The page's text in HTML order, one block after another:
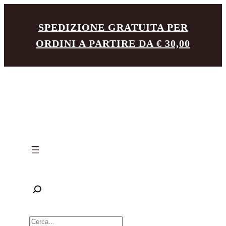
contenuto
SPEDIZIONE GRATUITA PER
ORDINI A PARTIRE DA € 30,00
R